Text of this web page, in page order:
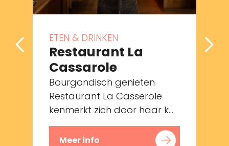
ETEN & DRINKEN
Restaurant La
Cassarole
Bourgondisch genieten
Restaurant La Casserole
kenmerkt zich door haar k...
Meer info